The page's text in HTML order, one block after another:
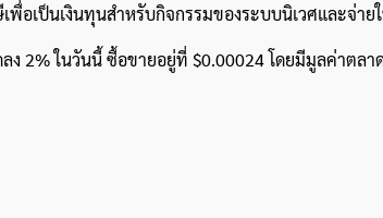
พื่อเป็นเงินทุนสำหรับกิจกรรมของระบบนิเวศและจ่า
ลง 2% ในวันนี้ ซื้อขายอยู่ที่ $0.00024 โดยมีมูลค่าต